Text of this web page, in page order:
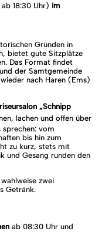
18:30 Uhr) im
Gründen in
bietet gute Sitzplätze
Das Format findet
der Samtgemeinde
nach Haren (Ems)
„Schnipp
lachen und offen über
sprechen: vom
bis hin zum
zu kurz, stets mit
und Gesang runden den
zwei
Getränk.
ab 08:30 Uhr und